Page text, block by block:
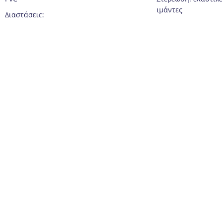
Διαστάσεις:
ιμάντες